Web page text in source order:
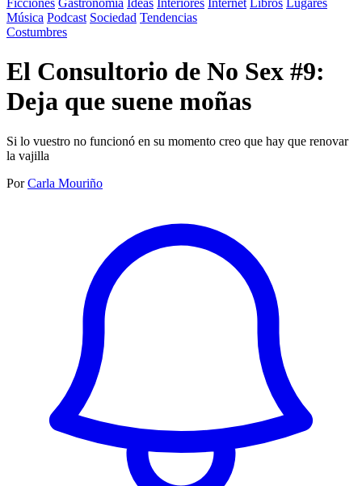
Ficciones Gastronomía Ideas Interiores Internet Libros Lugares
Música Podcast Sociedad Tendencias
Costumbres
El Consultorio de No Sex #9:
Deja que suene moñas
Si lo vuestro no funcionó en su momento creo que hay que renovar
la vajilla
Por Carla Mouriño